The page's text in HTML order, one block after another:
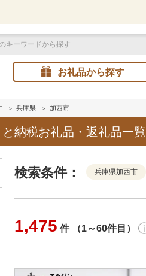
お礼品から探す
兵庫県 加西市
納税お礼品・返礼品一覧
検索条件： 兵庫県加西市
1,475 件 （1～60件目）